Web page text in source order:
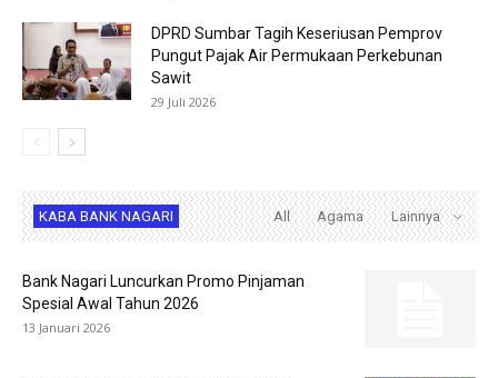
DPRD Sumbar Tagih Keseriusan Pemprov
Pungut Pajak Air Permukaan Perkebunan
Sawit
29 Juli 2026
KABA BANK NAGARI All Agama Lainnya
Bank Nagari Luncurkan Promo Pinjaman
Spesial Awal Tahun 2026
13 Januari 2026